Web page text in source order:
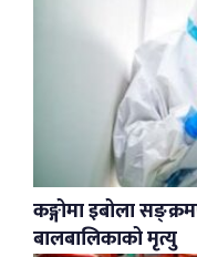
कङ्गोमा इबोला
बालबालिकाको मृत्यु